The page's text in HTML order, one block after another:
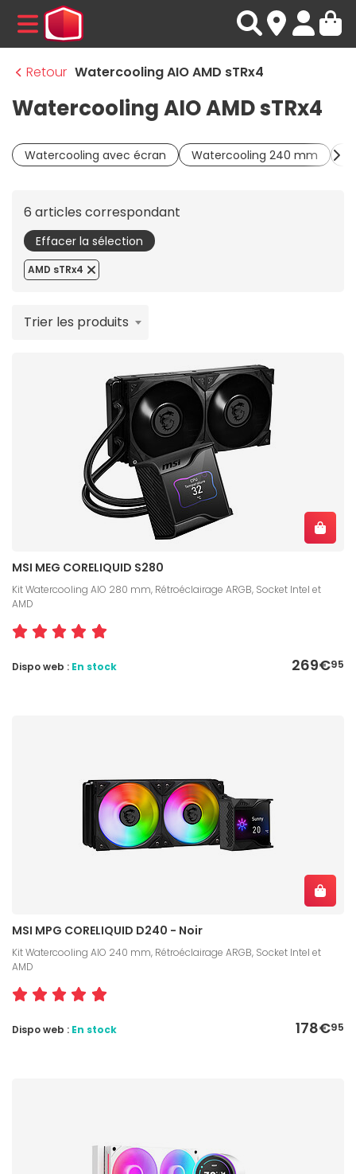
MENU
Retour Watercooling AIO AMD sTRx4
Watercooling AIO AMD sTRx4
Watercooling avec écran Watercooling 240 mm
6 articles correspondant
Effacer la sélection
AMD sTRx4
Trier les produits
MSI MEG CORELIQUID S280
Kit Watercooling AIO 280 mm, Rétroéclairage ARGB, Socket Intel et
AMD
269€95
Dispo web : En stock
MSI MPG CORELIQUID D240 - Noir
Kit Watercooling AIO 240 mm, Rétroéclairage ARGB, Socket Intel et
AMD
178€95
Dispo web : En stock